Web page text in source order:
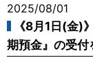
2025/08/01
《8月1日(金)
期預金』の受付